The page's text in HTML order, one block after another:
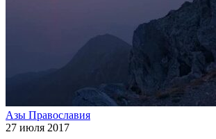
Азы Православия
27 июля 2017